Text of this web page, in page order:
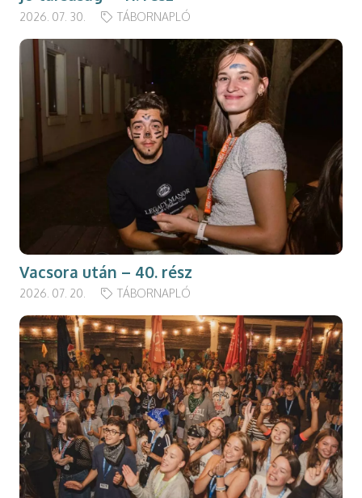
2026. 07. 30. TÁBORNAPLÓ
Vacsora után – 40. rész
2026. 07. 20. TÁBORNAPLÓ